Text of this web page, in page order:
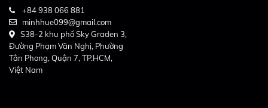
+84 938 066 881
minhhue099@gmail.com
S38-2 khu phố Sky Graden 3,
Đường Phạm Văn Nghị, Phường
Tân Phong, Quận 7, TP.HCM,
Việt Nam